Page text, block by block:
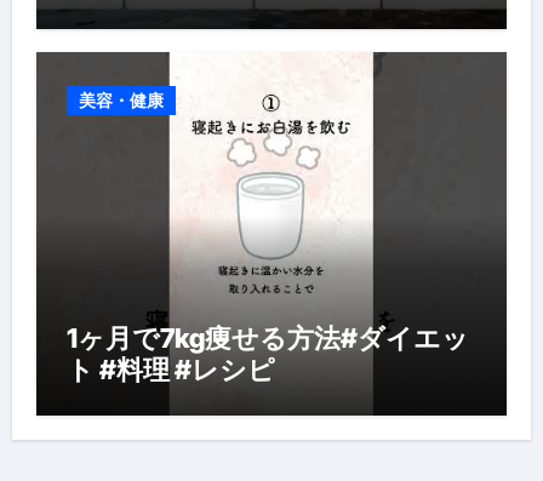
美容・健康
1ヶ月で7kg痩せる方法#ダイエッ
ト #料理 #レシピ